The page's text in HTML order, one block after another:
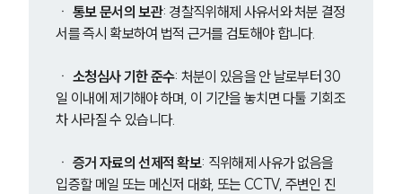
소식/자료
언론보도
공지사항
법률 블로그
뉴스레터/브로슈어
세미나
ㆍ 통보 문서의 보관: 경찰직위해제 사유서와 처분 결정
서를 즉시 확보하여 법적 근거를 검토해야 합니다.
ㆍ 소청심사 기한 준수: 처분이 있음을 안 날로부터 30
일 이내에 제기해야 하며, 이 기간을 놓치면 다툴 기회조
차 사라질 수 있습니다.
ㆍ 증거 자료의 선제적 확보: 직위해제 사유가 없음을
입증할 메일 또는 메신저 대화, 또는 CCTV, 주변인 진